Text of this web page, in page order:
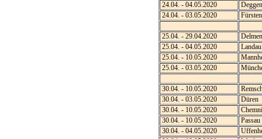
24.04. - 04.05.2020
24.04. - 03.05.2020
25.04. - 29.04.2020
25.04. - 04.05.2020
Landau
25.04. - 10.05.2020
25.04. - 03.05.2020
30.04. - 10.05.2020
30.04. - 03.05.2020
Düren
30.04. - 10.05.2020
30.04. - 10.05.2020
Passau
30.04. - 04.05.2020